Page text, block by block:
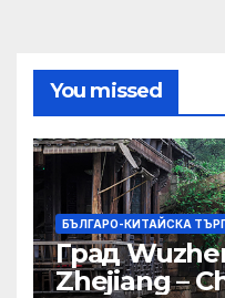
You missed
БЪЛГАРО-КИТАЙСКА
Град
Zhejiang –